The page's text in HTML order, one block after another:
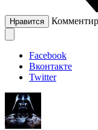
Нравится
Facebook
Вконтакте
Twitter